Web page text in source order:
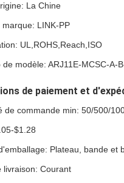
La Chine
marque: LINK-PP
UL,ROHS,Reach,ISO
de modèle: ARJ11E-MCSC-A-
de paiement et
de commande min: 50/500/
$1.28
Plateau, bande et
livraison: Courant